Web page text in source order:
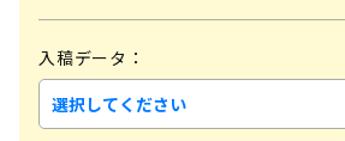
入稿データ：